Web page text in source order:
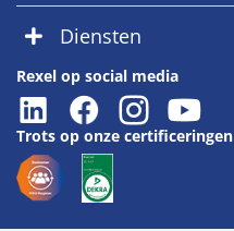
Diensten
Rexel op social media
Trots op onze certificeringen